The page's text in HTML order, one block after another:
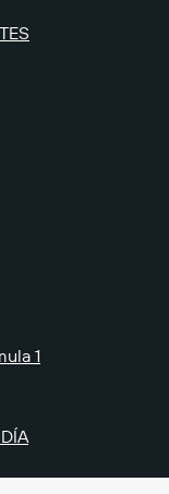
1